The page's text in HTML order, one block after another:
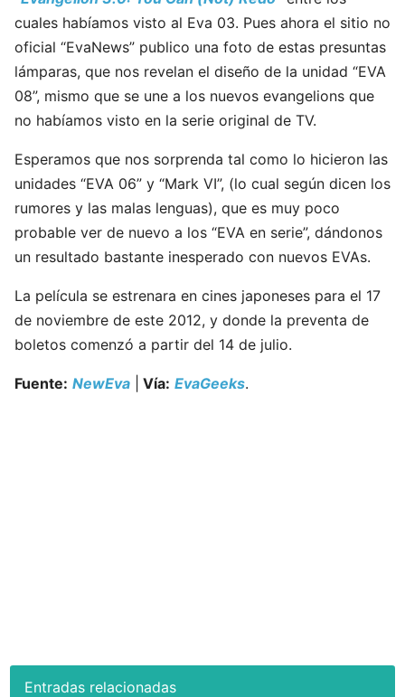
cuales habíamos visto al Eva 03. Pues ahora el sitio no
oficial “EvaNews” publico una foto de estas presuntas
lámparas, que nos revelan el diseño de la unidad “EVA
08”, mismo que se une a los nuevos evangelions que
no habíamos visto en la serie original de TV.
Esperamos que nos sorprenda tal como lo hicieron las
unidades “EVA 06” y “Mark VI”, (lo cual según dicen los
rumores y las malas lenguas), que es muy poco
probable ver de nuevo a los “EVA en serie”, dándonos
un resultado bastante inesperado con nuevos EVAs.
La película se estrenara en cines japoneses para el 17
de noviembre de este 2012, y donde la preventa de
boletos comenzó a partir del 14 de julio.
Fuente: NewEva Vía: EvaGeeks.